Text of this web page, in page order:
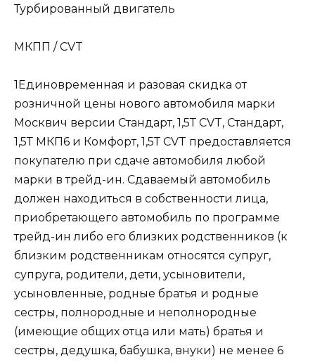
Турбированный двигатель
МКПП / CVT
1Единовременная и разовая скидка от
розничной цены нового автомобиля марки
Москвич версии Стандарт, 1,5Т CVT, Стандарт,
1,5Т МКП6 и Комфорт, 1,5Т CVT предоставляется
покупателю при сдаче автомобиля любой
марки в трейд-ин. Сдаваемый автомобиль
должен находиться в собственности лица,
приобретающего автомобиль по программе
трейд-ин либо его близких родственников (к
близким родственникам относятся супруг,
супруга, родители, дети, усыновители,
усыновленные, родные братья и родные
сестры, полнородные и неполнородные
(имеющие общих отца или мать) братья и
сестры, дедушка, бабушка, внуки) не менее 6